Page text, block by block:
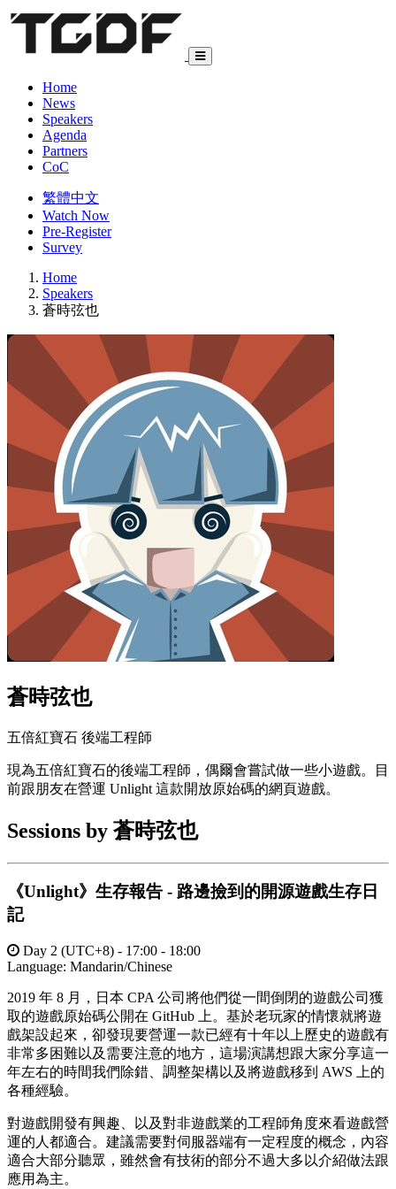
Home
News
Speakers
Agenda
Partners
CoC
繁體中文
Watch Now
Pre-Register
Survey
Home
Speakers
蒼時弦也
蒼時弦也
五倍紅寶石 後端工程師
現為五倍紅寶石的後端工程師，偶爾會嘗試做一些小遊戲。目
前跟朋友在營運 Unlight 這款開放原始碼的網頁遊戲。
Sessions by 蒼時弦也
《Unlight》生存報告 - 路邊撿到的開源遊戲生存日
記
Day 2 (UTC+8) - 17:00 - 18:00
Language: Mandarin/Chinese
2019 年 8 月，日本 CPA 公司將他們從一間倒閉的遊戲公司獲
取的遊戲原始碼公開在 GitHub 上。基於老玩家的情懷就將遊
戲架設起來，卻發現要營運一款已經有十年以上歷史的遊戲有
非常多困難以及需要注意的地方，這場演講想跟大家分享這一
年左右的時間我們除錯、調整架構以及將遊戲移到 AWS 上的
各種經驗。
對遊戲開發有興趣、以及對非遊戲業的工程師角度來看遊戲營
運的人都適合。建議需要對伺服器端有一定程度的概念，內容
適合大部分聽眾，雖然會有技術的部分不過大多以介紹做法跟
應用為主。